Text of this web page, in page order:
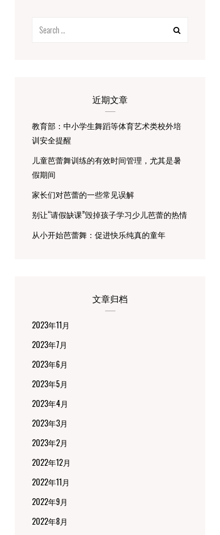
近期文章
教育部：中小学生舞蹈等体育艺术类校外培
训安全提醒
儿童芭蕾舞训练的有效时间管理，尤其是暑
假期间
家长们对芭蕾的一些常见误解
别让“请假缺课”毁掉孩子学习少儿芭蕾的热情
从小开始芭蕾舞：促进快乐纯真的童年
文章归档
2023年11月
2023年7月
2023年6月
2023年5月
2023年4月
2023年3月
2023年2月
2022年12月
2022年11月
2022年9月
2022年8月